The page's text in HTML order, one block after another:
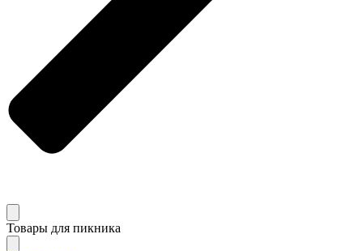
Товары для пикника